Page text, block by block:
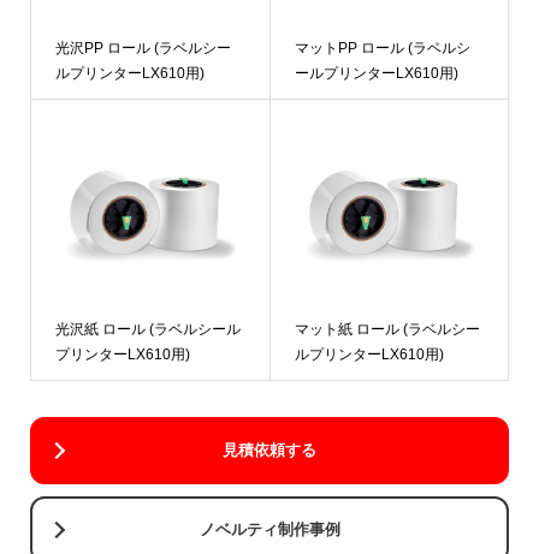
光沢PP ロール (ラベルシー
ルプリンターLX610用)
マットPP ロール (ラベルシ
ールプリンターLX610用)
光沢紙 ロール (ラベルシール
プリンターLX610用)
マット紙 ロール (ラベルシー
ルプリンターLX610用)
見積依頼する
ノベルティ制作事例